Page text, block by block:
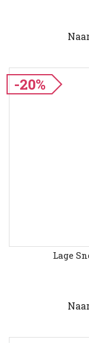
-20%
Lage